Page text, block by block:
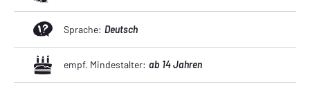
Sprache: Deutsch
empf. Mindestalter: ab 14 Jahren